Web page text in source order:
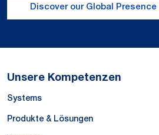
Discover our Global Presence
Unsere Kompetenzen
Systems
Produkte & Lösungen